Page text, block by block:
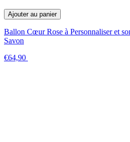
Ajouter au panier
Ballon Cœur Rose à Personnaliser et
Savon
€64,90